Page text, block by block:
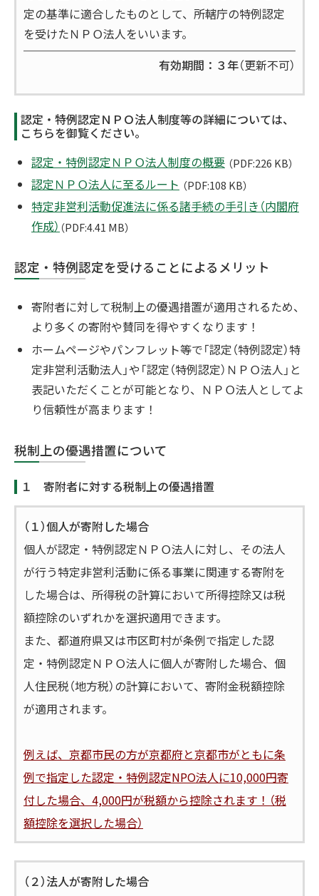
定の基準に適合したものとして、所轄庁の特例認定
を受けたＮＰＯ法人をいいます。
有効期間：３年（更新不可）
認定・特例認定ＮＰＯ法人制度等の詳細については、
こちらを御覧ください。
認定・特例認定ＮＰＯ法人制度の概要 （PDF:226 KB）
認定ＮＰＯ法人に至るルート （PDF:108 KB）
特定非営利活動促進法に係る諸手続の手引き（内閣府
作成） （PDF:4.41 MB）
認定・特例認定を受けることによるメリット
寄附者に対して税制上の優遇措置が適用されるため、
より多くの寄附や賛同を得やすくなります！
ホームページやパンフレット等で「認定（特例認定）特
定非営利活動法人」や「認定（特例認定）ＮＰＯ法人」と
表記いただくことが可能となり、ＮＰＯ法人としてよ
り信頼性が高まります！
税制上の優遇措置について
１ 寄附者に対する税制上の優遇措置
（１）個人が寄附した場合
個人が認定・特例認定ＮＰＯ法人に対し、その法人
が行う特定非営利活動に係る事業に関連する寄附を
した場合は、所得税の計算において所得控除又は税
額控除のいずれかを選択適用できます。
また、都道府県又は市区町村が条例で指定した認
定・特例認定ＮＰＯ法人に個人が寄附した場合、個
人住民税（地方税）の計算において、寄附金税額控除
が適用されます。
例えば、京都市民の方が京都府と京都市がともに条
例で指定した認定・特例認定NPO法人に10,000円寄
付した場合、4,000円が税額から控除されます！（税
額控除を選択した場合）
（２）法人が寄附した場合